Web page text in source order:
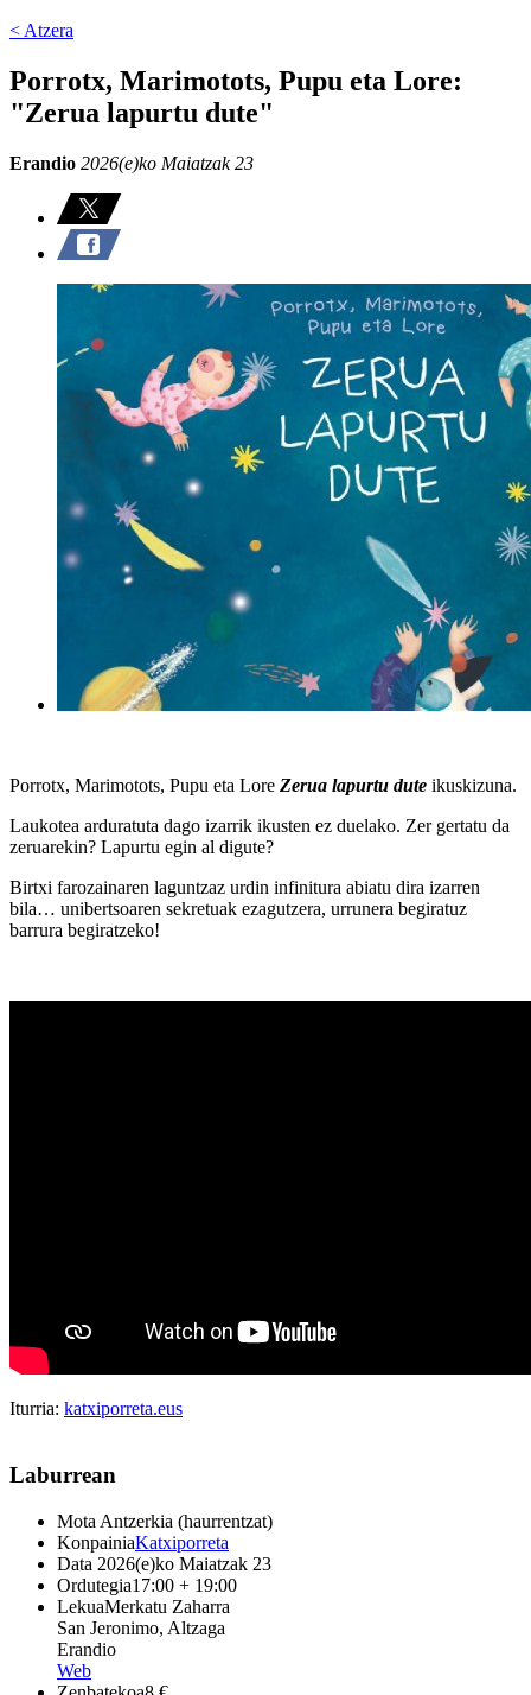
< Atzera
Porrotx, Marimotots, Pupu eta Lore:
"Zerua lapurtu dute"
Erandio 2026(e)ko Maiatzak 23
Porrotx, Marimotots, Pupu eta Lore Zerua lapurtu dute ikuskizuna.
Laukotea arduratuta dago izarrik ikusten ez duelako. Zer gertatu da
zeruarekin? Lapurtu egin al digute?
Birtxi farozainaren laguntzaz urdin infinitura abiatu dira izarren
bila… unibertsoaren sekretuak ezagutzera, urrunera begiratuz
barrura begiratzeko!
Iturria: katxiporreta.eus
Laburrean
Mota Antzerkia (haurrentzat)
KonpainiaKatxiporreta
Data 2026(e)ko Maiatzak 23
Ordutegia17:00 + 19:00
LekuaMerkatu Zaharra
San Jeronimo, Altzaga
Erandio
Web